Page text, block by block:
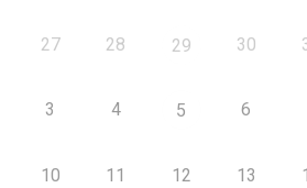
27 28 29 30
3 4 5 6
10 11 12 13